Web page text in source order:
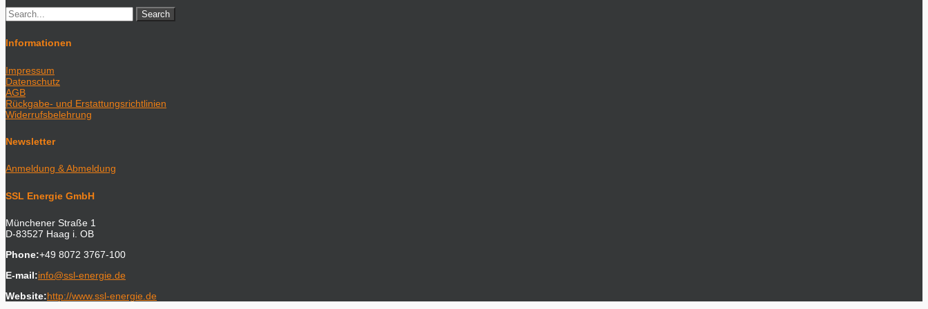
Informationen
Impressum
Datenschutz
AGB
Rückgabe- und Erstattungsrichtlinien
Widerrufsbelehrung
Newsletter
Anmeldung & Abmeldung
SSL Energie GmbH
Münchener Straße 1
D-83527 Haag i. OB
Phone:+49 8072 3767-100
E-mail:info@ssl-energie.de
Website:http://www.ssl-energie.de